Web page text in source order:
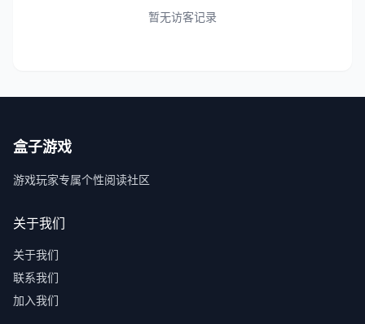
暂无访客记录
盒子游戏
游戏玩家专属个性阅读社区
关于我们
关于我们
联系我们
加入我们